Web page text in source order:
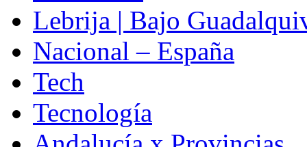
Lebrija | Bajo
Nacional – España
Tech
Tecnología